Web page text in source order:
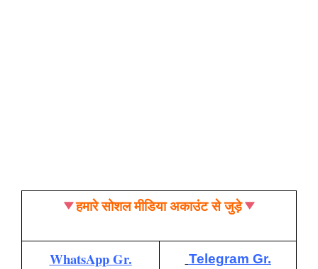
हमारे सोशल मीडिया अकाउंट से जुड़े
WhatsApp Gr. Telegram Gr.